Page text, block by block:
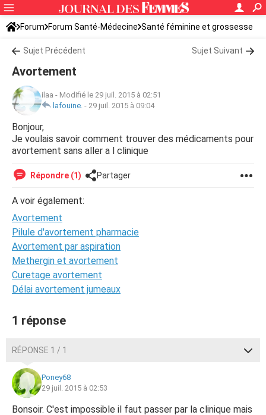
Forum Forum Santé-Médecine Santé féminine et grossesse
Sujet Précédent Sujet Suivant
Avortement
ilaa - Modifié le 29 juil. 2015 à 02:51
lafouine. - 29 juil. 2015 à 09:04
Bonjour,
Je voulais savoir comment trouver des médicaments pour
avortement sans aller a l clinique
Répondre (1) Partager
A voir également:
Avortement
Pilule d'avortement pharmacie
Avortement par aspiration
Methergin et avortement
Curetage avortement
Délai avortement jumeaux
1 réponse
RÉPONSE 1 / 1
Poney68
29 juil. 2015 à 02:53
Bonsoir. C'est impossible il faut passer par la clinique mais